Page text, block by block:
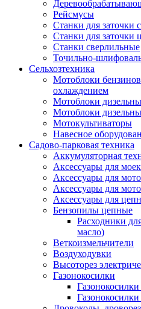
Рейсмусы
Станки для заточки
Станки для заточки
Станки сверлильные
Точильно-
Сельхозтехника
Мотоблоки
охлаждением
Мотоблоки
Мотоблоки
Мотокультиваторы
Навесное
Садово-парковая техника
Аккумуляторная
Аксессуары для
Аксессуары для
Аксессуары для
Аксессуары для
Бензопилы цепные
Расходники
масло)
Веткоизмельчители
Воздуходувки
Высоторез
Газонокосилки